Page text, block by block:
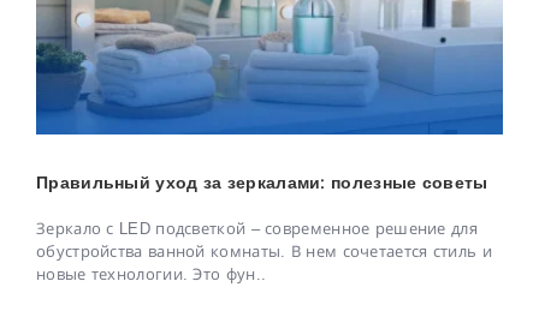
Правильный уход за зеркалами: полезные советы
Зеркало с LED подсветкой – современное решение для
обустройства ванной комнаты. В нем сочетается стиль и
новые технологии. Это фун..